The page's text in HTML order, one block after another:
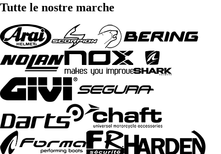
Tutte le nostre marche